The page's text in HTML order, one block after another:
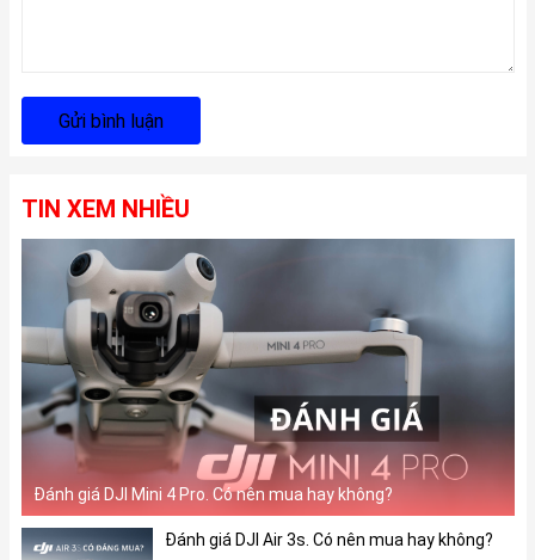
Gửi bình luận
TIN XEM NHIỀU
Đánh giá DJI Mini 4 Pro. Có nên mua hay không?
Đánh giá DJI Air 3s. Có nên mua hay không?